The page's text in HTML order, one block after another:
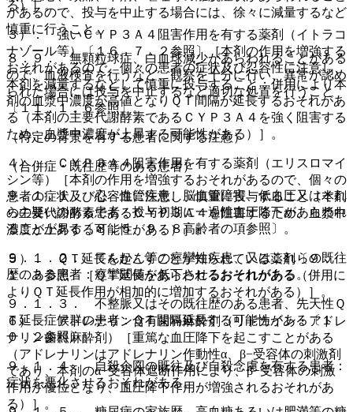
る）］。
３）． 強いＣＹＰ３Ａ４阻害作用を有する薬剤（イトラコ
ナゾール等）〔１６．７．２参照〕［本剤の作用を増強する
おそれがあるので、個々の患者の症状及び忍容性に注意し、
本剤を減量するなどして慎重に投与すること；併用により本
剤の血漿中濃度が高値となりＱＴ間隔が延長するおそれがあ
る（本剤の主要代謝酵素であるＣＹＰ３Ａ４を強く阻害する
ため、血漿中濃度が上昇する可能性がある）］。
４）． ＣＹＰ３Ａ４阻害作用を有する薬剤（エリスロマイ
シン等）［本剤の作用を増強するおそれがあるので、個々の
患者の症状及び忍容性に注意し、慎重に投与すること（本剤
の主要代謝酵素であるＣＹＰ３Ａ４を阻害するため、血漿中
濃度が上昇する可能性がある）］。
５）． ＱＴ延長を起こすことが知られている薬剤〔９．
１．３参照〕［ＱＴ延長があらわれるおそれがある（併用に
よりＱＴ延長作用が相加的に増加するおそれがある）］。
６）． アドレナリン含有歯科麻酔剤（リドカイン・アドレ
ナリン歯科麻酔剤）［重篤な血圧降下を起こすことがある
（アドレナリンはアドレナリン作動性α、β−受容体の刺激剤
であり、本剤のα−受容体遮断作用により、β−受容体の刺激
作用が優位となり、血圧降下作用が増強されるおそれがあ
る）］。
があるので、投与を中止する場合には、徐々に減量するなど
慎重に行うこと。
８．９． 無顆粒球症、白血球減少があらわれることがある
ので、血液検査を行うなど、観察を十分に行い、異常が認め
られた場合には投与を中止するなど適切な処置を行うこと
〔１１．１．６参照〕。
（特定の背景を有する患者に関する注意）
（合併症・既往歴等のある患者）
９．１．１． 心・血管疾患、脳血管障害、低血圧又はそれ
らの疑いのある患者：投与初期に一過性血圧降下があらわれ
ることがある〔８．５、９．８高齢者の項参照〕。
９．１．２． てんかん等の痙攣性疾患、又はこれらの既往
歴のある患者：痙攣閾値を低下させるおそれがある。
９．１．３． 不整脈又はその既往歴のある患者、先天性Ｑ
Ｔ延長症候群の患者：ＱＴ間隔延長する可能性がある〔１
０．２参照〕。
９．１．４． 自殺企図の既往及び自殺念慮を有する患者：
症状を悪化させるおそれがある。